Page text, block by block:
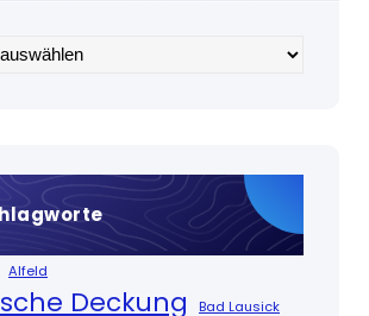
Alfeld
Deckung Bad Lausick